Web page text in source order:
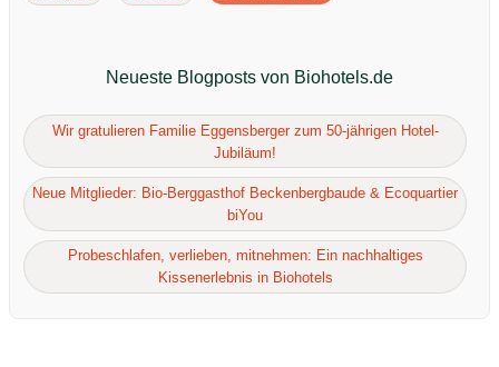
Neueste Blogposts von Biohotels.de
Wir gratulieren Familie Eggensberger zum 50-jährigen Hotel-
Jubiläum!
Neue Mitglieder: Bio-Berggasthof Beckenbergbaude & Ecoquartier
biYou
Probeschlafen, verlieben, mitnehmen: Ein nachhaltiges
Kissenerlebnis in Biohotels